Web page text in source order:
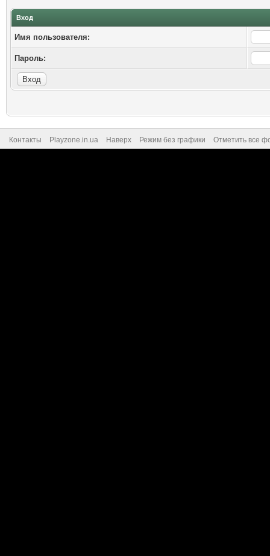
Вход
Имя пользователя:
Пароль:
Контакты Playzone.in.ua Наверх Режим без графики Отметить все